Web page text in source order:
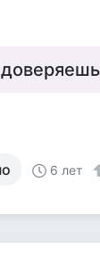
6 лет